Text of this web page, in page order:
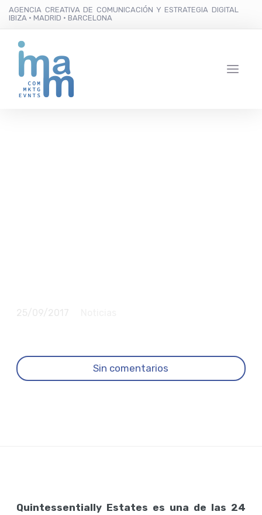
AGENCIA CREATIVA DE COMUNICACIÓN Y ESTRATEGIA DIGITAL
IBIZA · MADRID · BARCELONA
Sin comentarios
Quintessentially Estates es una de las 24